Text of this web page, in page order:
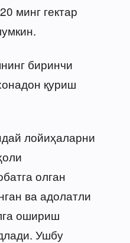
минг гектар
биринчи
қуриш
лойиҳаларни
олган
ва адолатли
ошириш
Ушбу